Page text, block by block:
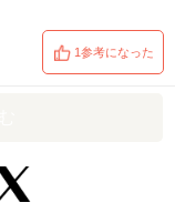
1参考になった